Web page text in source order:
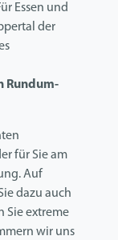
Essen und
der
Rundum-
für Sie am
Auf
dazu auch
Sie extreme
wir uns